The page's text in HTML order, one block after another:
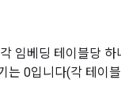
임베딩 테이블당
는 0입니다(각 테이